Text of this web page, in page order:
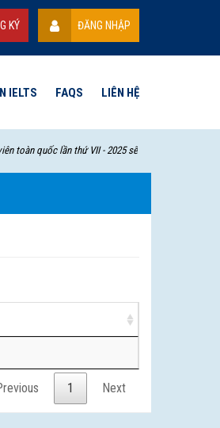
KÝ ĐĂNG NHẬP
toàn quốc lần thứ VII - 2025 sẽ bắt đầu từ ngày 17/
IELTS FAQS LIÊN HỆ
1 Next